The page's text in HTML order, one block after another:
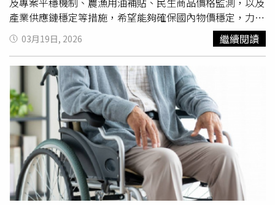
口年減近90%，僅剩6808公噸。值得注意的是，受俄烏戰
爭與生產成本波動影響，中國出口收緊措施自2024年起逐
步加強，遠早於西亞衝突的爆發。隊此，總部位於美國的著
名獨立研究諮詢公司「羅迪姆集團」（Rhodium Group）
資深研究員喬丹（Charles Austin Jordan）指出，中國是僅
次於俄羅斯的全球第2大肥料出口國，但其全球市占率已由
2014年的14%下降至2024年的約10%，市場份額轉向俄羅
斯、摩洛哥、沙烏地阿拉伯等國。然而，中國占全球硫酸銨
出口的75%，較10年前的20%大幅上升，並占硝酸鈉出口
的1/4。據悉，硫酸銨是1種廣泛用於多種作物的氮肥。這意
味著，中國有能力對這些市場造成重大衝擊，對全球農業生
產者帶來深遠影響。喬丹表示，戰爭與貿易衝突帶來的不穩
定，促使中國更加審慎評估自身糧食安全，尤其糧食短缺對
產業供應鏈穩定等措施，希望能夠確保國內物價穩定，力求
全年CPI年增率控制在2%以內的目標不變。鄭麗君表示，確
保能源供應穩定是當前穩定物價的首要任務。目前國內油氣
存量高於法定規範，3月至4月天然氣已全數調度到位，供應
無虞，也正積極推進5 月天然氣調度作業。在國內油價部
分，本週汽、柴油原應各漲9.5元及10.9元，中油公司依亞
鄰最低價原則，另啟動專案平穩機制，再吸收至少6成售價
漲幅，3月14日已宣布本週（3/16～3/22）國內汽柴油價格
不調整，有效減緩國際油氣價格上漲之衝擊。此外，鄭麗君
說，除原關鍵原物料品項持續減徵稅負，政府也於3月16日
機動擴大調降汽、柴油貨物稅至法定上限50%，每公升稅額
分別擴大調降至3.415元與1.995元。並於會中決議，自4月
起減徵液化石油氣貨物稅50%（每桶20公斤瓦斯減徵6.9
03月19日, 2026 繼續閱讀